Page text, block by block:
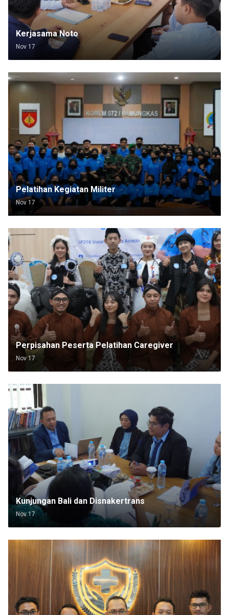
Kerjasama Noto
Nov 17
Pelatihan Kegiatan Militer
Nov 17
Perpisahan Peserta Pelatihan Caregiver
Nov 17
Kunjungan Bali dan Disnakertrans
Nov 17